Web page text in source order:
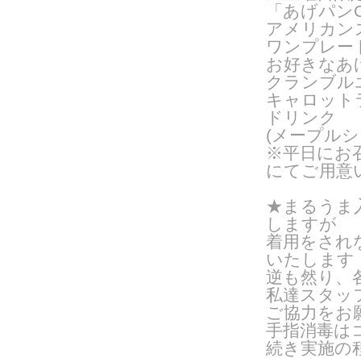
「あげパ
アメリカン
ワンプレー
お好きなあ
クランブル
キャロット
ドリンク
(メープル
※平日にお
にてご用意
★ まるうま
しますが
着用をされ
いたします
逆も然り、
私達スタッ
ご協力をお
手指消毒は
続き実施の